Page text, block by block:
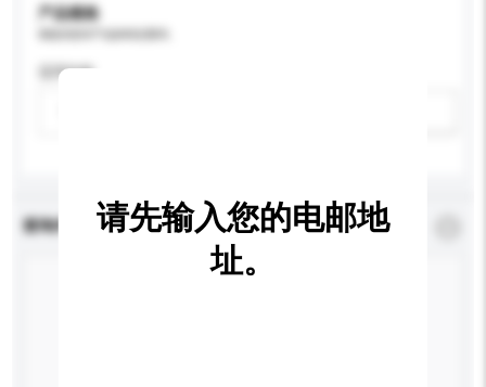
产品规格
适用年龄
查询内容 *必须填写
请先输入您的电邮地
址。